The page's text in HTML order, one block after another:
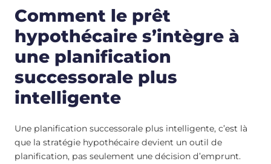
Comment le prêt
hypothécaire s’intègre à
une planification
successorale plus
intelligente
Une planification successorale plus intelligente, c’est là
que la stratégie hypothécaire devient un outil de
planification, pas seulement une décision d’emprunt.